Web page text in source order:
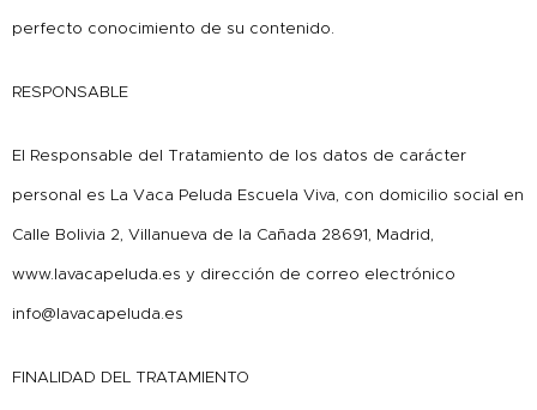
perfecto conocimiento de su contenido.
RESPONSABLE
El Responsable del Tratamiento de los datos de carácter
personal es La Vaca Peluda Escuela Viva, con domicilio social en
Calle Bolivia 2, Villanueva de la Cañada 28691, Madrid,
www.lavacapeluda.es y dirección de correo electrónico
info@lavacapeluda.es
FINALIDAD DEL TRATAMIENTO